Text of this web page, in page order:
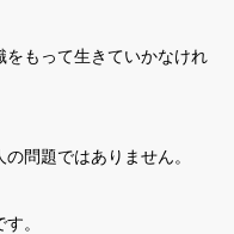
をもって生きていかなけれ
問題ではありません。
。